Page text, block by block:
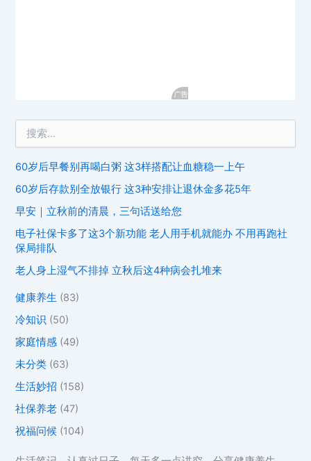
60岁后早餐别再喝白粥 这3样搭配让血糖稳一上午
60岁后存款别全放银行 这3种安排让退休金多花5年
早安｜立秋前的清晨，三句话送给您
电子社保卡多了这3个新功能 老人用手机就能办 不用再跑社
保局排队
老人身上湿气不排掉 立秋后这4种病会扎堆来
健康养生 (83)
冷知识 (50)
家庭情感 (49)
未分类 (63)
生活妙招 (158)
社保养老 (47)
祝福问候 (104)